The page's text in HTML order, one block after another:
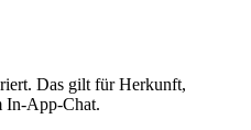
Das gilt für Herkunft,
In-App-Chat.